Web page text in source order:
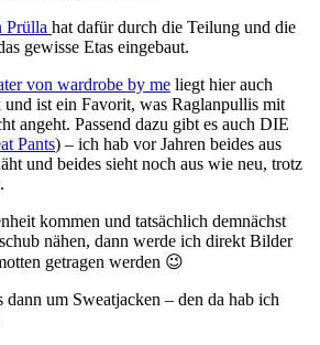
Prülla hat dafür durch die Teilung und die
gewisse Etas eingebaut.
von wardrobe by me liegt hier auch
ist ein Favorit, was Raglanpullis mit
angeht. Passend dazu gibt es auch DIE
Pants) – ich hab vor Jahren beides aus
und beides sieht noch aus wie neu, trotz
kommen und tatsächlich demnächst
nähen, dann werde ich direkt Bilder
getragen werden 😉
dann um Sweatjacken – den da hab ich